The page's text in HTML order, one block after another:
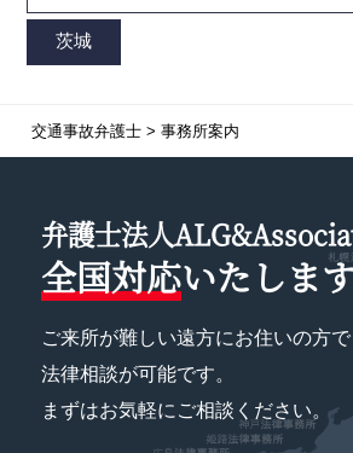
交通事故弁護士> 事務所案内
弁護士法人
全国対応いたしま
ご来所が難しい遠方にお住いの方
法律相談が可能です。
まずはお気軽にご相談ください。